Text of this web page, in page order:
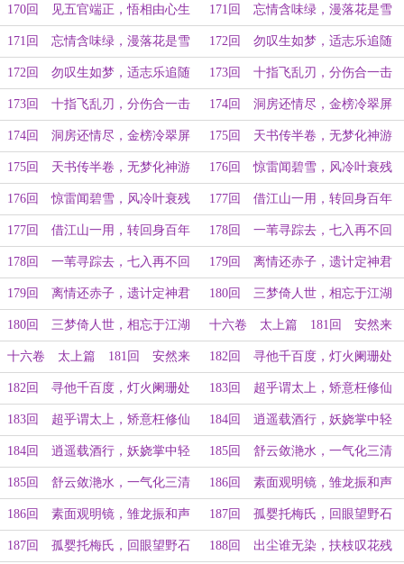
道场，去留两昆仑（下） （上）
170回 见五官端正，悟相由心生
（下）
171回 忘情含味绿，漫落花是雪
（上）
171回 忘情含味绿，漫落花是雪
（下）
172回 勿叹生如梦，适志乐追随
（上）
172回 勿叹生如梦，适志乐追随
（下）
173回 十指飞乱刃，分伤合一击
（上）
173回 十指飞乱刃，分伤合一击
（下）
174回 洞房还情尽，金榜冷翠屏
（上）
174回 洞房还情尽，金榜冷翠屏
（下）
175回 天书传半卷，无梦化神游
（上）
175回 天书传半卷，无梦化神游
（下）
176回 惊雷闻碧雪，风冷叶衰残
（上）
176回 惊雷闻碧雪，风冷叶衰残
（下）
177回 借江山一用，转回身百年
（上）
177回 借江山一用，转回身百年
（下）
178回 一苇寻踪去，七入再不回
（上）
178回 一苇寻踪去，七入再不回
（下）
179回 离情还赤子，遗计定神君
（上）
179回 离情还赤子，遗计定神君
（下）
180回 三梦倚人世，相忘于江湖
（上）
180回 三梦倚人世，相忘于江湖
（下）
十六卷 太上篇 181回 安然来
处去，风清笑怨尤（上）
十六卷 太上篇 181回 安然来
处去，风清笑怨尤（下）
182回 寻他千百度，灯火阑珊处
（上）
182回 寻他千百度，灯火阑珊处
（下）
183回 超乎谓太上，矫意枉修仙
（上）
183回 超乎谓太上，矫意枉修仙
（下）
184回 逍遥载酒行，妖娆掌中轻
（上）
184回 逍遥载酒行，妖娆掌中轻
（下）
185回 舒云敛滟水，一气化三清
（上）
185回 舒云敛滟水，一气化三清
（下）
186回 素面观明镜，雏龙振和声
（上）
186回 素面观明镜，雏龙振和声
（下）
187回 孤婴托梅氏，回眼望野石
（上）
187回 孤婴托梅氏，回眼望野石 188回 出尘谁无染，扶枝叹花残